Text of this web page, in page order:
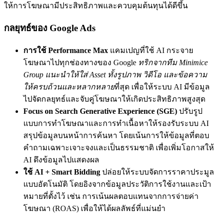
ให้การโฆษณามีประสิทธิภาพและควบคุมต้นทุนได้ดีขึ้น
กลยุทธ์ของ Google Ads
การใช้ Performance Max แคมเปญที่ใช้ AI กระจาย
โฆษณาไปทุกช่องทางของ Google ทริกจากทีม Minimice
Group แนะนำให้ใส่ Asset ทั้งรูปภาพ วิดีโอ และข้อความ
ให้ครบถ้วนและหลากหลายที่สุด เพื่อให้ระบบ AI มีข้อมูล
ไปจัดกลยุทธ์และจับคู่โฆษณาให้เกิดประสิทธิภาพสูงสุด
Focus on Search Generative Experience (SGE) ปรับรูป
แบบการทำโฆษณาและการทำเนื้อหาให้รองรับระบบ AI
สรุปข้อมูลบนหน้าการค้นหา โดยเน้นการให้ข้อมูลที่ตอบ
คำถามเฉพาะเจาะจงและเป็นธรรมชาติ เพื่อเพิ่มโอกาสให้
AI ดึงข้อมูลไปแสดงผล
ใช้ AI + Smart Bidding ปล่อยให้ระบบจัดการราคาประมูล
แบบอัตโนมัติ โดยอิงจากข้อมูลประวัติการใช้งานและเป้า
หมายที่ตั้งไว้ เช่น การเน้นผลตอบแทนจากการจ่ายค่า
โฆษณา (ROAS) เพื่อให้ได้ผลลัพธ์ที่แม่นยำ